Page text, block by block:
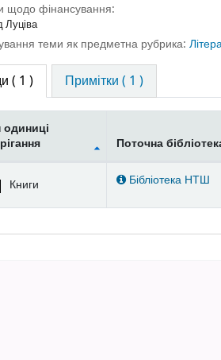
щодо фінансування:
Луціва
теми як предметна рубрика:
( 1 ) Примітки ( 1 )
одиниці
Поточна
Книги Бібліотека НТШ